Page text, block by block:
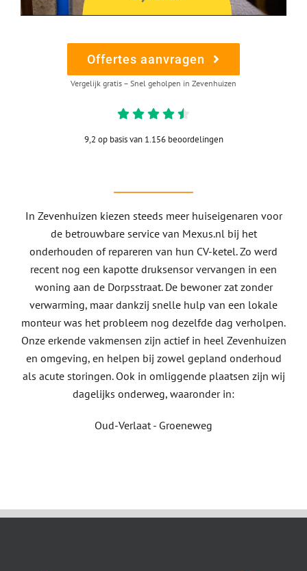
Offertes aanvragen
Vergelijk gratis – Snel geholpen in Zevenhuizen
9,2 op basis van 1.156 beoordelingen
In Zevenhuizen kiezen steeds meer huiseigenaren voor
de betrouwbare service van Mexus.nl bij het
onderhouden of repareren van hun CV-ketel. Zo werd
recent nog een kapotte druksensor vervangen in een
woning aan de Dorpsstraat. De bewoner zat zonder
verwarming, maar dankzij snelle hulp van een lokale
monteur was het probleem nog dezelfde dag verholpen.
Onze erkende vakmensen zijn actief in heel Zevenhuizen
en omgeving, en helpen bij zowel gepland onderhoud
als acute storingen. Ook in omliggende plaatsen zijn wij
dagelijks onderweg, waaronder in:
Oud-Verlaat - Groeneweg